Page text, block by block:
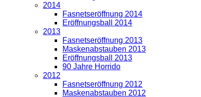
2014
Fasnetseröffnung 2014
Eröffnungsball 2014
2013
Fasnetseröffnung 2013
Maskenabstauben 2013
Eröffnungsball 2013
90 Jahre Horrido
2012
Fasnetseröffnung 2012
Maskenabstauben 2012